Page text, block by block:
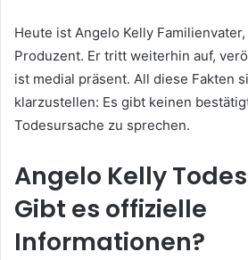
Heute ist Angelo Kelly
Produzent. Er tritt weiterhin auf,
ist medial präsent. All diese Fakten
klarzustellen: Es gibt keinen
Todesursache zu sprechen.
Angelo Kelly
Gibt es offizielle
Informationen?